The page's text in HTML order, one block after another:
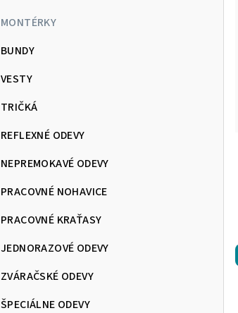
MONTÉRKY
BUNDY
VESTY
TRIČKÁ
REFLEXNÉ ODEVY
NEPREMOKAVÉ ODEVY
PRACOVNÉ NOHAVICE
PRACOVNÉ KRAŤASY
JEDNORAZOVÉ ODEVY
ZVÁRAČSKÉ ODEVY
ŠPECIÁLNE ODEVY